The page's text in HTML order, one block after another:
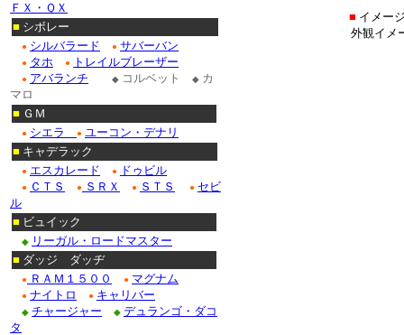
■ イメー
外観イメ
ＦＸ・ＱＸ
■ シボレー
● シルバラード ● サバーバン
● タホ ● トレイルブレーザー
● アバランチ ◆ コルベット ◆ カ
マロ
■ ＧＭ
● シエラ ● ユーコン・デナリ
■ キャデラック
● エスカレード ● ドゥビル
● ＣＴＳ ● ＳＲＸ ● ＳＴＳ ● セビ
ル
■ ビュイック
◆ リーガル・ロードマスター
■ ダッジ ダッヂ
● ＲＡＭ１５００ ● マグナム
● ナイトロ ● キャリバー
◆ チャージャー ◆ デュランゴ・ダコ
タ